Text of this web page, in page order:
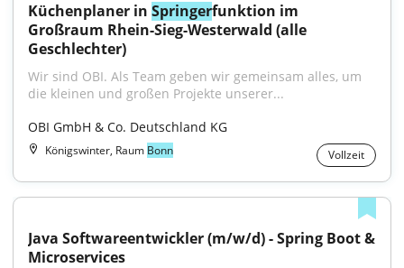
Küchenplaner in Springerfunktion im
Großraum Rhein-Sieg-Westerwald (alle
Geschlechter)
Wir sind OBI. Als Team geben wir gemeinsam alles, um
die kleinen und großen Projekte unserer...
OBI GmbH & Co. Deutschland KG
Königswinter, Raum Bonn Vollzeit
Java Softwareentwickler (m/w/d) - Spring Boot &
Microservices